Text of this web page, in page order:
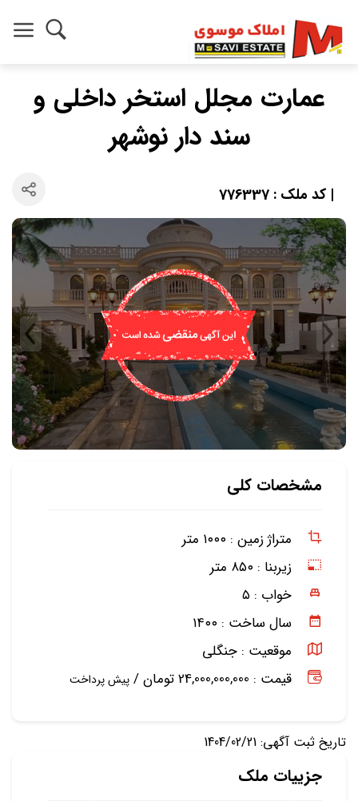
عمارت مجلل استخر داخلی و
سند دار نوشهر
| کد ملک : 776337
مشخصات کلی
متراژ زمین : ۱۰۰۰ متر
زیربنا : ۸۵۰ متر
خواب : ۵
سال ساخت : ۱۴۰۰
موقعیت : جنگلی
قیمت : 24,000,000,000 تومان /
پیش پرداخت
تاریخ ثبت آگهی: 1404/02/21
جزییات ملک